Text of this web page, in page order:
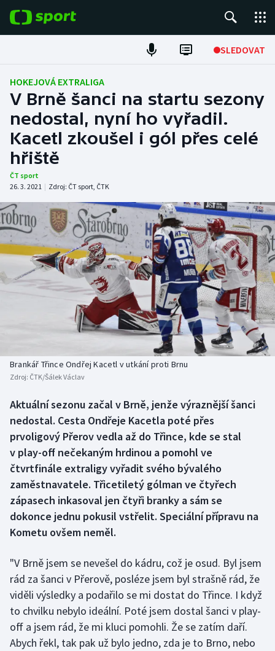
SLEDOVAT
Fotbal
Hokej
Tenis
Atletika
DALŠÍ SPORTY
Americký fotbal
Baseball a softbal
Boby a skeleton
Box
Curling
Dostihy
Florbal
Futsal
Gymnastika
Házená
Jezdectví
NEPŘEHLÉDNĚTE
Soutěže
Historické návraty
AZ kvíz
HOKEJOVÁ EXTRALIGA
V Brně šanci na startu sezony
nedostal, nyní ho vyřadil.
Kacetl zkoušel i gól přes celé
hřiště
ČT sport
26. 3. 2021 | Zdroj: ČT sport, ČTK
Brankář Třince Ondřej Kacetl v utkání proti Brnu
Zdroj: ČTK/Šálek Václav
Aktuální sezonu začal v Brně, jenže výraznější šanci
nedostal. Cesta Ondřeje Kacetla poté přes
prvoligový Přerov vedla až do Třince, kde se stal
v play-off nečekaným hrdinou a pomohl ve
čtvrtfinále extraligy vyřadit svého bývalého
zaměstnavatele. Třicetiletý gólman ve čtyřech
zápasech inkasoval jen čtyři branky a sám se
dokonce jednu pokusil vstřelit. Speciální přípravu na
Kometu ovšem neměl.
"V Brně jsem se nevešel do kádru, což je osud. Byl jsem
rád za šanci v Přerově, posléze jsem byl strašně rád, že
viděli výsledky a podařilo se mi dostat do Třince. I když
to chvilku nebylo ideální. Poté jsem dostal šanci v play-
off a jsem rád, že mi kluci pomohli. Že se zatím daří.
Abych řekl, tak pak už bylo jedno, zda je to Brno, nebo